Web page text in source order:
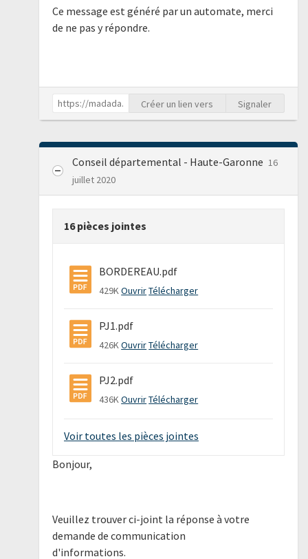
Ce message est généré par un automate, merci
de ne pas y répondre.
Créer un lien vers Signaler
Conseil départemental - Haute-Garonne 16
juillet 2020
16 pièces jointes
BORDEREAU.pdf
429KOuvrirTélécharger
PJ1.pdf
426KOuvrirTélécharger
PJ2.pdf
436KOuvrirTélécharger
Voir toutes les pièces jointes
Bonjour,
Veuillez trouver ci-joint la réponse à votre
demande de communication
d'informations.